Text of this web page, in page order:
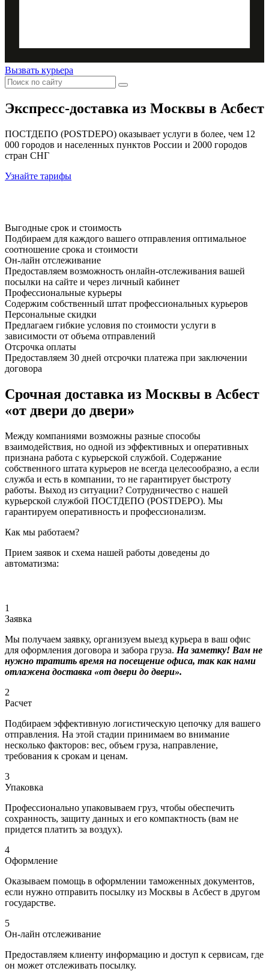
Вызвать курьера
Экспресс-доставка из Москвы в Асбест
ПОСТДЕПО (POSTDEPO) оказывает услуги в более, чем 12
000 городов и населенных пунктов России и 2000 городов
стран СНГ
Узнайте тарифы
Выгодные срок и стоимость
Подбираем для каждого вашего отправления оптимальное
соотношение срока и стоимости
Он-лайн отслеживание
Предоставляем возможность онлайн-отслеживания вашей
посылки на сайте и через личный кабинет
Профессиональные курьеры
Содержим собственный штат профессиональных курьеров
Персональные скидки
Предлагаем гибкие условия по стоимости услуги в
зависимости от объема отправлений
Отсрочка оплаты
Предоставляем 30 дней отсрочки платежа при заключении
договора
Срочная доставка из Москвы в Асбест
«от двери до двери»
Между компаниями возможны разные способы
взаимодействия, но одной из эффективных и оперативных
признана работа с курьерской службой. Содержание
собственного штата курьеров не всегда целесообразно, а если
служба и есть в компании, то не гарантирует быстроту
работы. Выход из ситуации? Сотрудничество с нашей
курьерской службой ПОСТДЕПО (POSTDEPO). Мы
гарантируем оперативность и профессионализм.
Как мы работаем?
Прием заявок и схема нашей работы доведены до
автоматизма:
1
Заявка
Мы получаем заявку, организуем выезд курьера в ваш офис
для оформления договора и забора груза. На заметку! Вам не
нужно тратить время на посещение офиса, так как нами
отлажена доставка «от двери до двери».
2
Расчет
Подбираем эффективную логистическую цепочку для вашего
отправления. На этой стадии принимаем во внимание
несколько факторов: вес, объем груза, направление,
требования к срокам и ценам.
3
Упаковка
Профессионально упаковываем груз, чтобы обеспечить
сохранность, защиту данных и его компактность (вам не
придется платить за воздух).
4
Оформление
Оказываем помощь в оформлении таможенных документов,
если нужно отправить посылку из Москвы в Асбест в другом
государстве.
5
Он-лайн отслеживание
Предоставляем клиенту информацию и доступ к сервисам, где
он может отслеживать посылку.